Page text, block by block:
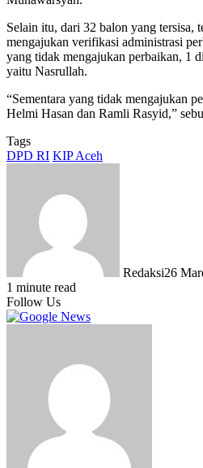
Selain itu, dari 32 balon yang tersisa,
mengajukan verifikasi administrasi
yang tidak mengajukan perbaikan, 1
yaitu Nasrullah.
“Sementara yang tidak mengajukan
Helmi Hasan dan Ramli Rasyid,”
Tags
DPD RI KIP Aceh
Redaksi26
1 minute read
Follow Us